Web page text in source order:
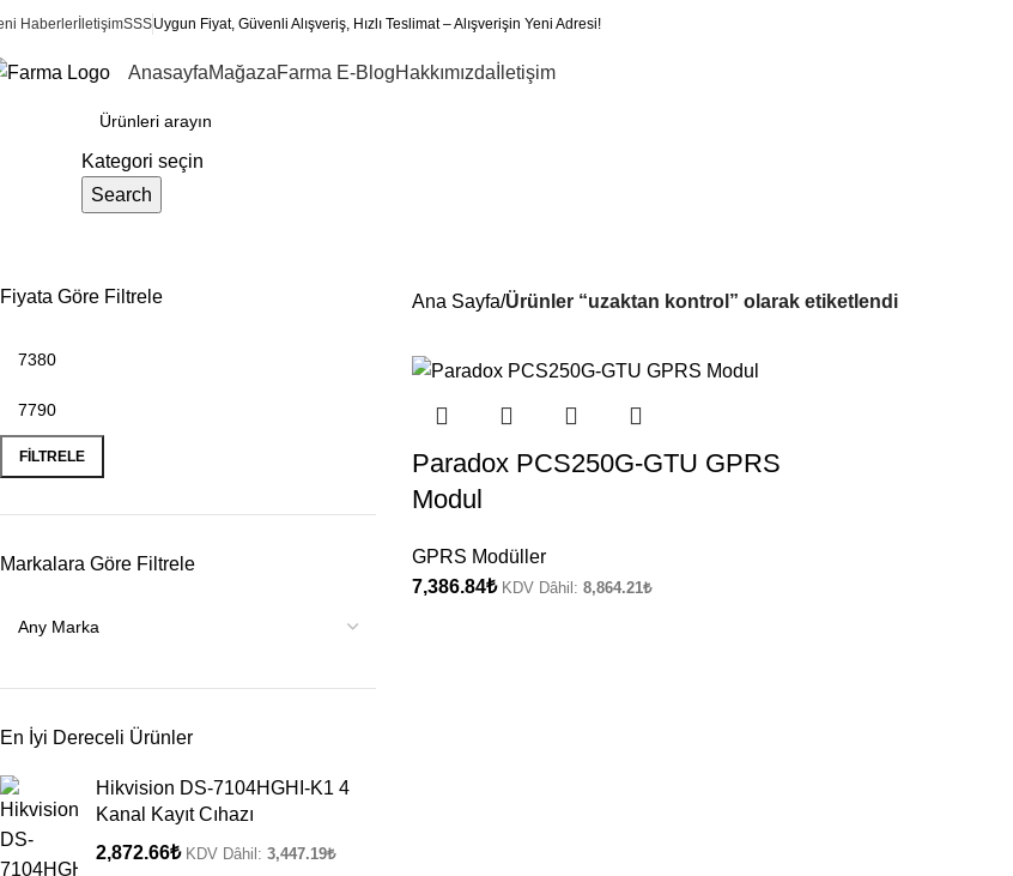
Haberler İletişimSSSUygun Fiyat, Güvenli Alışveriş, Hızlı Teslimat – Alışverişin Yeni Adresi!
AnasayfaMağazaFarma E-BlogHakkımızda İletişim
Kategori seçin
Search
Fiyata Göre Filtrele
FILTRELE
Markalara Göre Filtrele
En İyi Dereceli Ürünler
Hikvision DS-7104HGHI-K1 4
Kanal Kayıt Cıhazı
2,872.66₺ KDV Dâhil: 3,447.19₺
Ana Sayfa Ürünler “uzaktan kontrol” olarak etiketlendi
Paradox PCS250G-GTU GPRS
Modul
GPRS Modüller
7,386.84₺ KDV Dâhil: 8,864.21₺